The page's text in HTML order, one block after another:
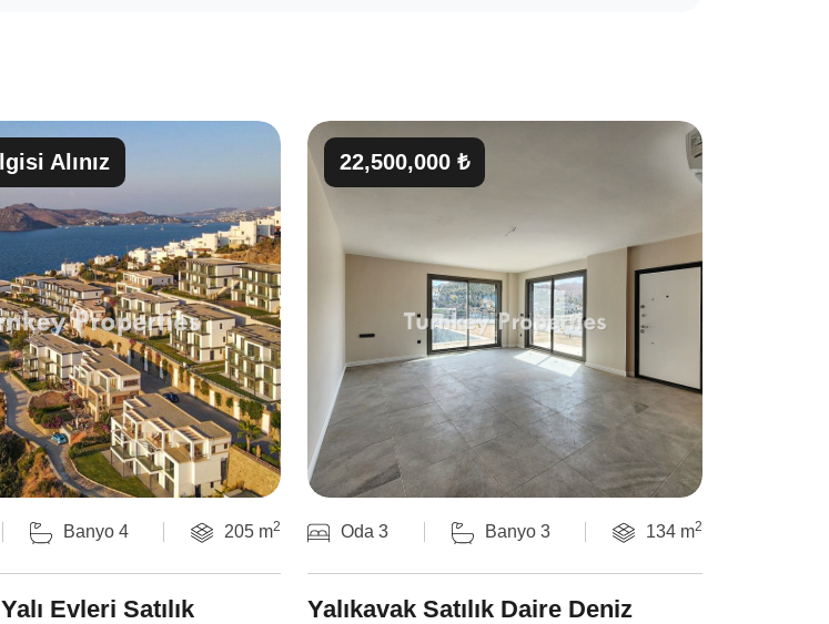
Alınız
Banyo 4 205 m2
Evleri Satılık
22,500,000 ₺
Oda 3 Banyo 3 134 m2
Yalıkavak Satılık Daire Deniz